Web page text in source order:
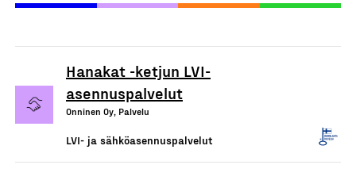
Hanakat -ketjun LVI-
asennuspalvelut
Onninen Oy, Palvelu
LVI- ja sähköasennuspalvelut